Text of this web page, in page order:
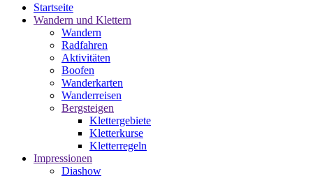
Startseite
Wandern und Klettern
Wandern
Radfahren
Aktivitäten
Boofen
Wanderkarten
Wanderreisen
Bergsteigen
Klettergebiete
Kletterkurse
Kletterregeln
Impressionen
Diashow